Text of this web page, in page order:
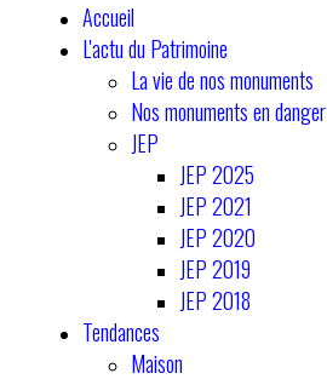
Accueil
L'actu du Patrimoine
La vie de nos monuments
Nos monuments en danger
JEP
JEP 2025
JEP 2021
JEP 2020
JEP 2019
JEP 2018
Tendances
Maison